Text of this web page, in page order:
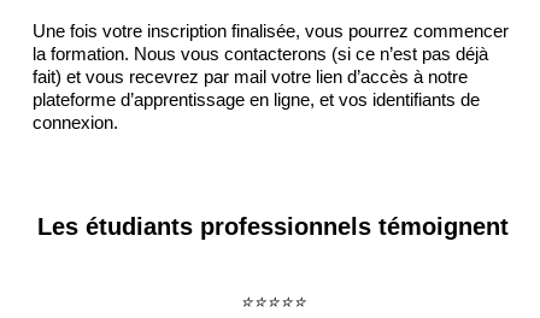
Une fois votre inscription finalisée, vous pourrez commencer
la formation. Nous vous contacterons (si ce n’est pas déjà
fait) et vous recevrez par mail votre lien d’accès à notre
plateforme d’apprentissage en ligne, et vos identifiants de
connexion.
Les étudiants professionnels témoignent
⭐⭐⭐⭐⭐